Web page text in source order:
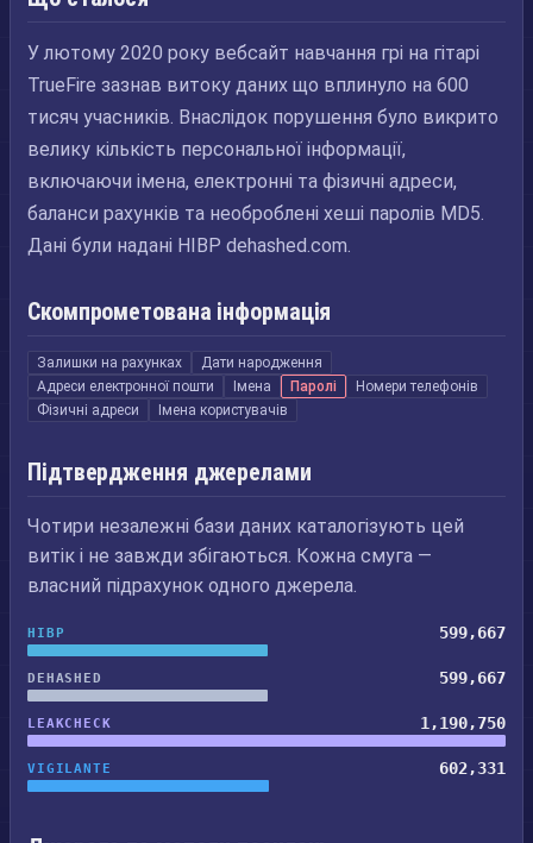
У лютому 2020 року вебсайт навчання грі на гітарі
TrueFire зазнав витоку даних що вплинуло на 600
тисяч учасників. Внаслідок порушення було викрито
велику кількість персональної інформації,
включаючи імена, електронні та фізичні адреси,
баланси рахунків та необроблені хеші паролів MD5.
Дані були надані HIBP dehashed.com.
Скомпрометована інформація
Залишки на рахунках
Дати народження
Адреси електронної пошти
Імена Паролі
Номери телефонів
Фізичні адреси
Імена користувачів
Підтвердження джерелами
Чотири незалежні бази даних каталогізують цей
витік і не завжди збігаються. Кожна смуга —
власний підрахунок одного джерела.
HIBP 599,667
DEHASHED 599,667
LEAKCHECK 1,190,750
VIGILANTE 602,331